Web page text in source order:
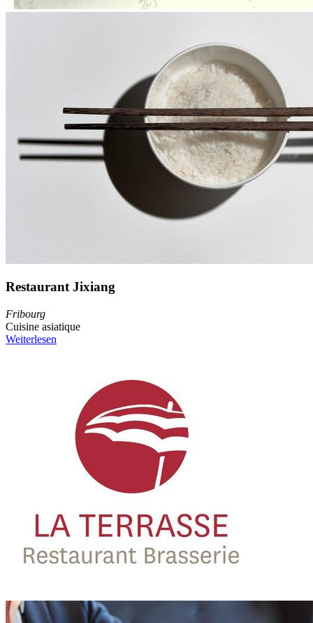
Restaurant Jixiang
Fribourg
Cuisine asiatique
Weiterlesen